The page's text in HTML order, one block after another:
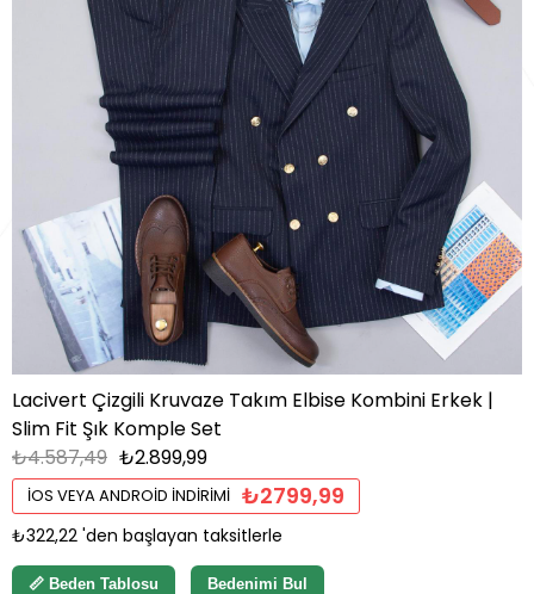
Lacivert Çizgili Kruvaze Takım Elbise Kombini Erkek |
Slim Fit Şık Komple Set
₺4.587,49 ₺2.899,99
İOS VEYA ANDROID İNDIRIMI ₺2799,99
₺322,22 'den başlayan taksitlerle
📏 Beden Tablosu Bedenimi Bul